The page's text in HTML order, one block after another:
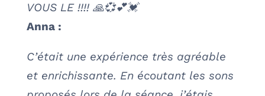
VOUS LE !!!! 🙏💞💕💓
Anna :
C’était une expérience très agréable
et enrichissante. En écoutant les sons